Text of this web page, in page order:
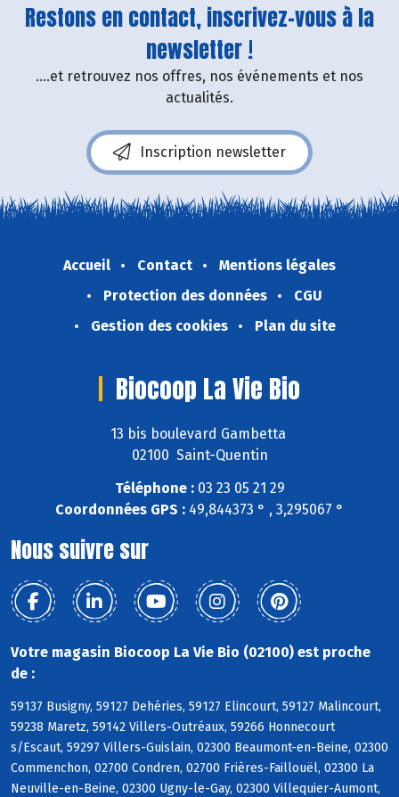
Restons en contact, inscrivez-vous à la
newsletter !
....et retrouvez nos offres, nos événements et nos
actualités.
Inscription newsletter
Accueil Contact
Mentions légales
Protection des données
CGU
Gestion des cookies
Plan du site
Biocoop La Vie Bio
13 bis boulevard Gambetta
02100 Saint-Quentin
Téléphone :03 23 05 21 29
Coordonnées GPS : 49,844373 ° , 3,295067 °
Nous suivre sur
Votre magasin Biocoop La Vie Bio (02100) est proche
de :
59137 Busigny, 59127 Dehéries, 59127 Elincourt, 59127 Malincourt,
59238 Maretz, 59142 Villers-Outréaux, 59266 Honnecourt
s/Escaut, 59297 Villers-Guislain, 02300 Beaumont-en-Beine, 02300
Commenchon, 02700 Condren, 02700 Frières-Faillouël, 02300 La
Neuville-en-Beine, 02300 Ugny-le-Gay, 02300 Villequier-Aumont,